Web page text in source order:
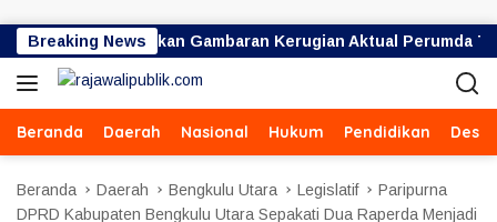
Breaking News
Miliar Bukan Gambaran Kerugian Aktual Perumda TRS
Beranda Daerah Nasional Hukum Pendidikan Desa
Beranda Daerah Bengkulu Utara Legislatif
Paripurna
DPRD Kabupaten Bengkulu Utara Sepakati Dua Raperda Menjadi